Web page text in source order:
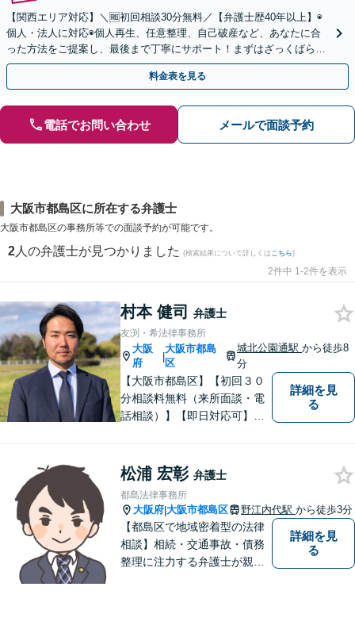
【関西エリア対応】＼🆓初回相談30分無料／【弁護士歴40年以上】◉
個人・法人に対応◉個人再生、任意整理、自己破産など、あなたに合
った方法をご提案し、最後まで丁寧にサポート！まずはざっくばらん
にお話ししましょう◉お気軽にご相談ください
料金表を見る
電話でお問い合わせ メールで面談予約
大阪市都島区に所在する弁護士
大阪市都島区の事務所等での面談予約が可能です。
2 人の弁護士が見つかりました (検索結果について詳しくは こちら)
2件中 1-2件を表示
村本 健司 弁護士
友渕・希法律事務所
大阪
府
|
大阪市都島
区
城北公園通駅から徒歩8
分
【大阪市都島区】【初回３０
分相談料無料（来所面談・電
話相談）】【即日対応可】
分】【当日・夜間・休日相談
可】刑事事件/相続問題/離婚問
題など経験と知識をもとに、
依頼者様の不安を解消し、問
題解決へ導きます
詳細を見
る
松浦 宏彰 弁護士
都島法律事務所
大阪府|大阪市都島区 野江内代駅 から徒歩3分
【都島区で地域密着型の法律
相談】相続・交通事故・債務
整理に注力する弁護士が親身
詳細を見
る